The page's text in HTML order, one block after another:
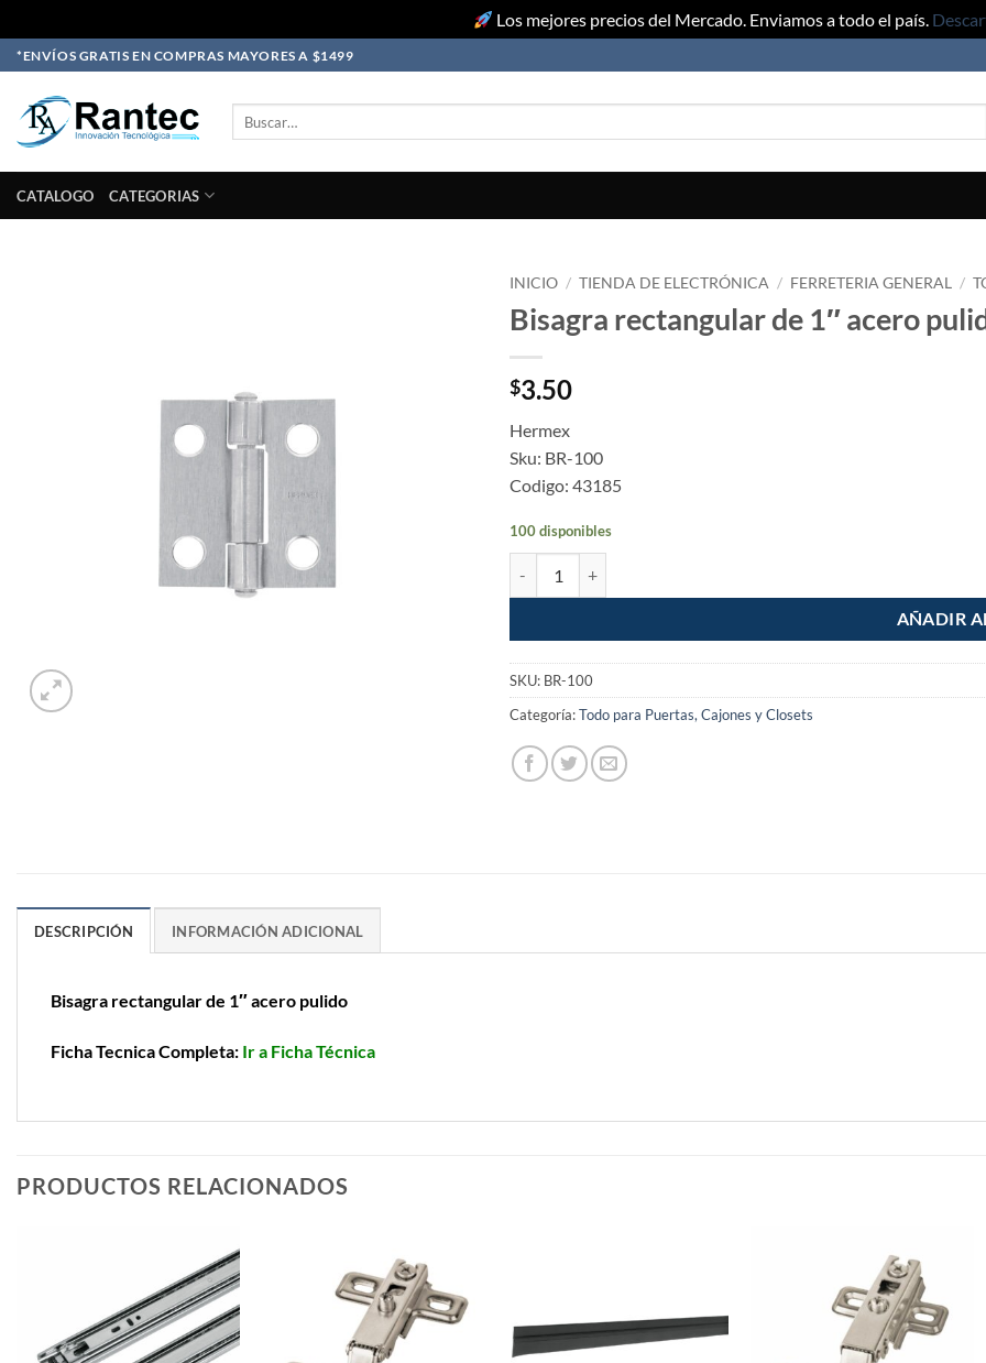
Los mejores precios del Mercado. Enviamos a todo el país.
Skip
to
content
*ENVÍOS GRATIS EN COMPRAS MAYORES A $1499
CATALOGO CATEGORIAS
INICIO / TIENDA DE ELECTRÓNICA / FERRETERIA GENERAL /
Bisagra rectangular de 1″ acero
$3.50
Hermex
Sku: BR-100
Codigo: 43185
100 disponibles
AÑADIR
SKU: BR-100
Categoría:Todo para Puertas, Cajones y Closets
DESCRIPCIÓN INFORMACIÓN ADICIONAL
Bisagra rectangular de 1″ acero pulido
Ficha Tecnica Completa: Ir a Ficha Técnica
PRODUCTOS RELACIONADOS